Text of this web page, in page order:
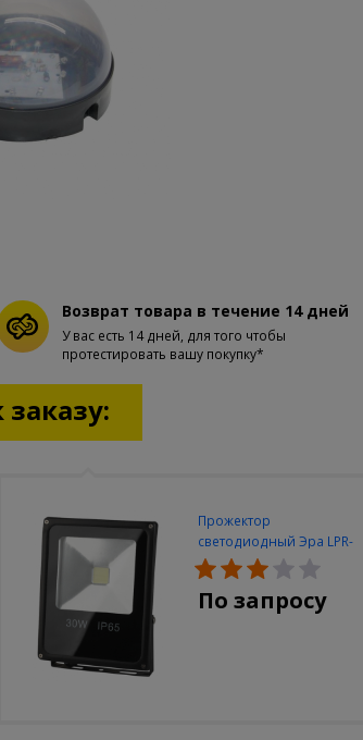
Возврат товара в течение 14 дней
У вас есть 14 дней, для того чтобы
протестировать вашу покупку*
Прожектор
светодиодный Эра LPR-
30W-6500K-M
По запросу